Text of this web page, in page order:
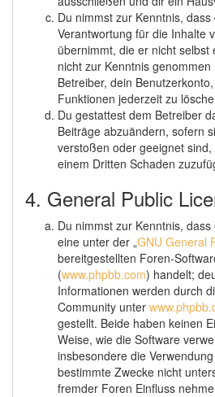
Du nimmst zur Kenntnis,
Verantwortung für die Inhalte
übernimmt, die er nicht
nicht zur Kenntnis
Betreiber, dein
Funktionen jederzeit zu
Du gestattest dem Betreiber
Beiträge abzuändern, sofern
verstoßen oder geeignet
einem Dritten Schaden
4. General Public
Du nimmst zur Kenntnis,
eine unter der „GNU General
bereitgestellten Foren-
(www.phpbb.com) handelt;
Informationen werden durch
Community unter
gestellt. Beide haben keinen
Weise, wie die Software
insbesondere die
bestimmte Zwecke nicht
fremder Foren Einfluss